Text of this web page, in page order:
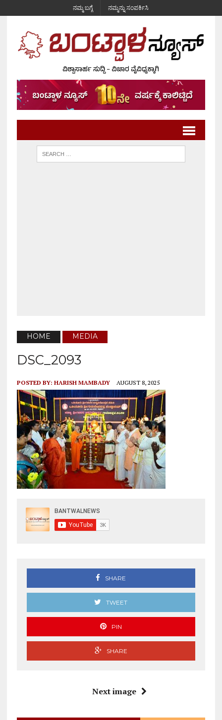
ನಮ್ಮ ಬಗ್ಗೆ ನಮ್ಮನ್ನು ಸಂಪರ್ಕಿಸಿ
HOME MEDIA
DSC_2093
POSTED BY: HARISH MAMBADY AUGUST 8, 2025
SHARE
TWEET
PIN
SHARE
Next image